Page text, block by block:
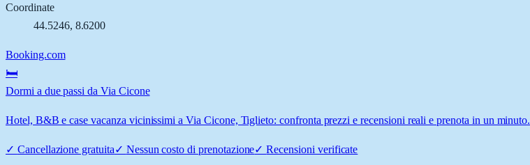
Coordinate
44.5246, 8.6200
Booking.com
🛏️
Dormi a due passi da Via Cicone
Hotel, B&B e case vacanza vicinissimi a Via Cicone, Tiglieto: confronta prezzi e recensioni reali e prenota in un minuto.
✓ Cancellazione gratuita✓ Nessun costo di prenotazione✓Recensioni verificate